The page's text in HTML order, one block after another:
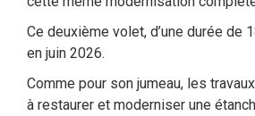
Ce deuxième volet, d’une durée de
en juin 2026.
Comme pour son jumeau, les
à restaurer et moderniser une